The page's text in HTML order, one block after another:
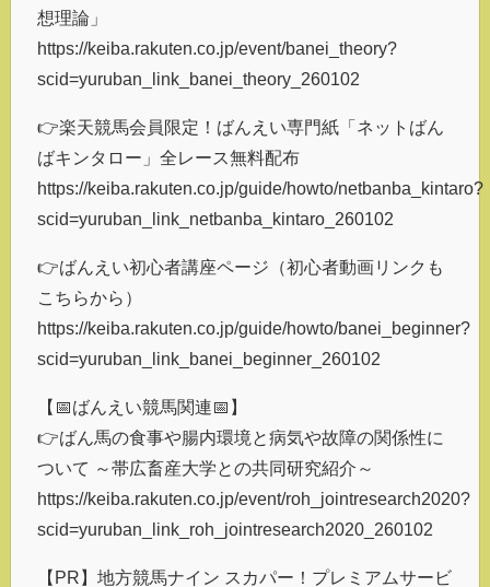
想理論」
https://keiba.rakuten.co.jp/event/banei_theory?
scid=yuruban_link_banei_theory_260102
👉楽天競馬会員限定！ばんえい専門紙「ネットばん
ばキンタロー」全レース無料配布
https://keiba.rakuten.co.jp/guide/howto/netbanba_kintaro?
scid=yuruban_link_netbanba_kintaro_260102
👉ばんえい初心者講座ページ（初心者動画リンクも
こちらから）
https://keiba.rakuten.co.jp/guide/howto/banei_beginner?
scid=yuruban_link_banei_beginner_260102
【📅ばんえい競馬関連📅】
👉ばん馬の食事や腸内環境と病気や故障の関係性に
ついて ～帯広畜産大学との共同研究紹介～
https://keiba.rakuten.co.jp/event/roh_jointresearch2020?
scid=yuruban_link_roh_jointresearch2020_260102
【PR】地方競馬ナイン スカパー！プレミアムサービ